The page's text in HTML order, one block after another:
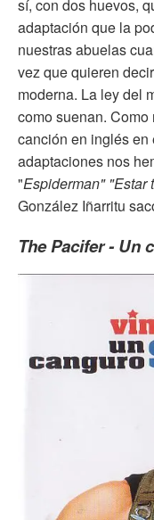
sí, con dos huevos,
adaptación que la
nuestras abuelas
vez que quieren
moderna. La ley del
como suenan.
canción en inglés en
adaptaciones nos
"Espiderman" "Estar
González Iñarritu
The Pacifer - Un